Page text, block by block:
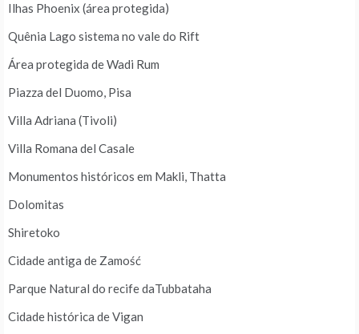
Ilhas Phoenix (área protegida)
Quênia Lago sistema no vale do Rift
Área protegida de Wadi Rum
Piazza del Duomo, Pisa
Villa Adriana (Tivoli)
Villa Romana del Casale
Monumentos históricos em Makli, Thatta
Dolomitas
Shiretoko
Cidade antiga de Zamość
Parque Natural do recife daTubbataha
Cidade histórica de Vigan